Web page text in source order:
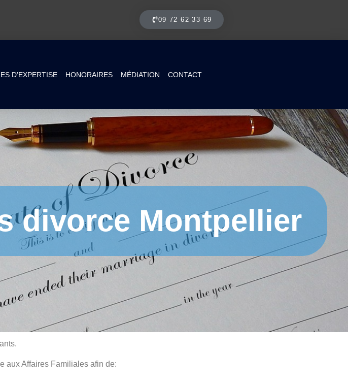
09 72 62 33 69
D’EXPERTISE HONORAIRES MÉDIATION CONTACT
divorce Montpellier
aux Affaires Familiales afin de: